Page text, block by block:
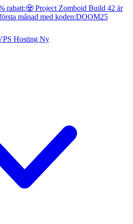
rabatt:🧟 Project Zomboid Build 42 är
månad med koden:DOOM25
Hosting Ny